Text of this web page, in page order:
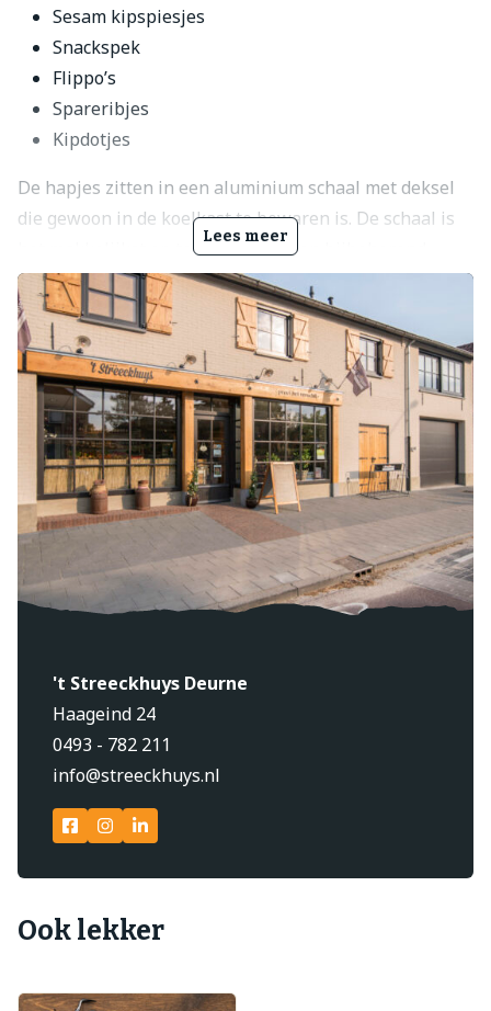
Sesam kipspiesjes
Snackspek
Flippo’s
Spareribjes
Kipdotjes
De hapjes zitten in een aluminium schaal met deksel
die gewoon in de koelkast te bewaren is. De schaal is
het makkelijkst op te warmen in een bijbehorend
Partypan. Geen Partypan in huis? voeg danBorg
Partypantoe aan je bestelling. Je krijgt dan een
Partypan van ons te leen. De schaal kan eventueel ook
in de oven opgewarmd worden.
Bereidingswijze
Doe ca. 2 kopjes water in de pan en zet de aluminium
schaal (zonder deksel) met de hapjes in de pan. Zet de
pan aan op een lage stand (stand 2) met de deksel op
de pan. Tussendoor de hapjes even omscheppen en na
ca. 20 minuten is de hapjespan klaar.
Lees meer
't Streeckhuys Deurne
Haageind 24
0493 - 782 211
info@streeckhuys.nl
Ook lekker